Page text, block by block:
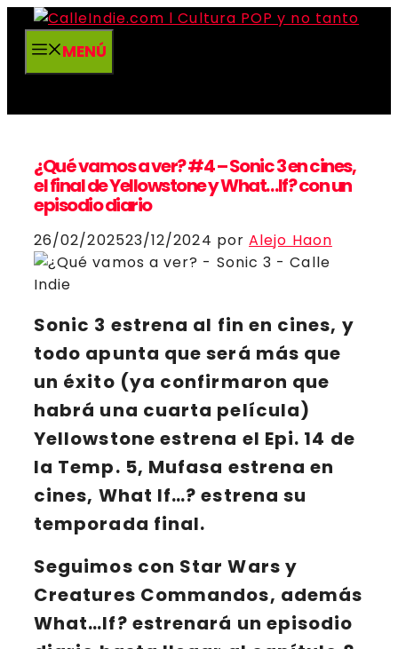
Saltar
contenidoMENÚ
¿Qué vamos a ver? #4 – Sonic 3 en cines,
el final de Yellowstone y What…If? con un
episodio diario
26/02/202523/12/2024 porAlejo Haon
Sonic 3 estrena al fin en cines, y
todo apunta que será más que
un éxito (ya confirmaron que
habrá una cuarta película)
Yellowstone estrena el Epi. 14 de
la Temp. 5, Mufasa estrena en
cines, What If…?estrena su
temporada final.
Seguimos con Star Wars y
Creatures Commandos, además
What…If? estrenará un episodio